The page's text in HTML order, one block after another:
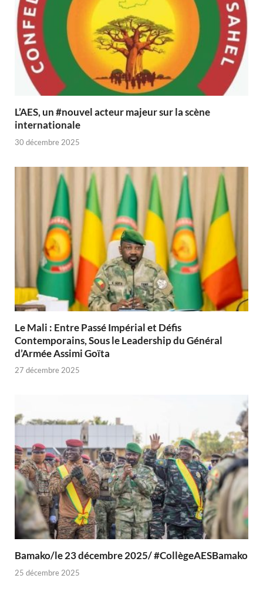
L’AES, un #nouvel acteur majeur sur la scène
internationale
30 décembre 2025
Le Mali : Entre Passé Impérial et Défis
Contemporains, Sous le Leadership du Général
d’Armée Assimi Goïta
27 décembre 2025
Bamako/le 23 décembre 2025/ #CollègeAESBamako
25 décembre 2025